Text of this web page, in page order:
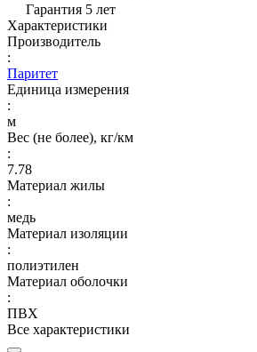
Гарантия 5 лет
Характеристики
Производитель
:
Паритет
Единица измерения
:
м
Вес (не более), кг/км
:
7.78
Материал жилы
:
медь
Материал изоляции
:
полиэтилен
Материал оболочки
:
ПВХ
Все характеристики